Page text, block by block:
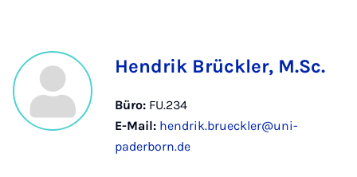
Hendrik Brückler, M.Sc.
Büro: FU.234
E-Mail: hendrik.brueckler@uni-
paderborn.de